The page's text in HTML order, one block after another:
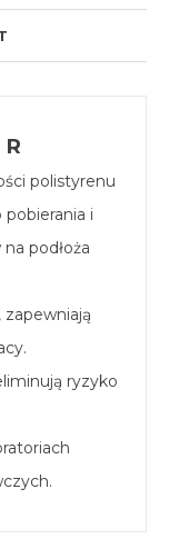
polistyrenu
i
podłoża
ryzyko